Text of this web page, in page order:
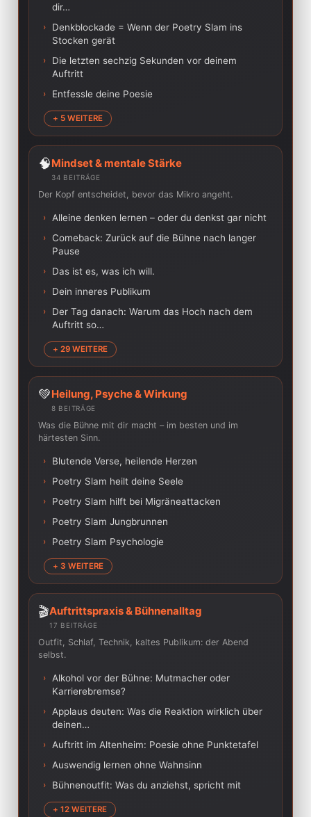
dir…
›
Denkblockade = Wenn der Poetry Slam ins
Stocken gerät
›
Die letzten sechzig Sekunden vor deinem
Auftritt
› Entfessle deine Poesie
+ 5 WEITERE
🧠Mindset & mentale Stärke
34 BEITRÄGE
Der Kopf entscheidet, bevor das Mikro angeht.
› Alleine denken lernen – oder du denkst gar nicht
› Comeback: Zurück auf die Bühne nach langer
Pause
› Das ist es, was ich will.
› Dein inneres Publikum
›
Der Tag danach: Warum das Hoch nach dem
Auftritt so…
+ 29 WEITERE
💚Heilung, Psyche & Wirkung
8 BEITRÄGE
Was die Bühne mit dir macht – im besten und im
härtesten Sinn.
› Blutende Verse, heilende Herzen
› Poetry Slam heilt deine Seele
› Poetry Slam hilft bei Migräneattacken
› Poetry Slam Jungbrunnen
› Poetry Slam Psychologie
+ 3 WEITERE
🎬Auftrittspraxis & Bühnenalltag
17 BEITRÄGE
Outfit, Schlaf, Technik, kaltes Publikum: der Abend
selbst.
›
Alkohol vor der Bühne: Mutmacher oder
Karrierebremse?
›
Applaus deuten: Was die Reaktion wirklich über
deinen…
› Auftritt im Altenheim: Poesie ohne Punktetafel
› Auswendig lernen ohne Wahnsinn
› Bühnenoutfit: Was du anziehst, spricht mit
+ 12 WEITERE